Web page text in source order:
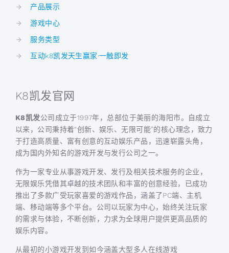
产品展示
游戏中心
服务类型
互动k8凯发天生赢家·一触即发
K8凯发官网
K8凯发公司成立于1997年，总部位于美丽的海阳市。自成立
以来，公司秉持着“创新、娱乐、无限可能”的核心理念，致力
于打造高质量、富有创意的互动娱乐产品，迅速崭露头角，
成为国内外知名的游戏开发与发行公司之一。
作为一家专业从事游戏开发、发行及相关技术服务的企业，
无限娱乐凭借其卓越的技术团队和丰富的创意经验，已成功
推出了多款广受玩家喜爱的游戏作品，涵盖了PC端、主机
端、移动端等多个平台。公司以玩家为中心，始终关注玩家
的需求与体验，不断创新，力求为全球用户提供更高品质的
娱乐内容。
从最初的小游戏开发到如今涵盖大型多人在线游戏